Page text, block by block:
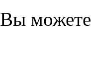
Вы можете